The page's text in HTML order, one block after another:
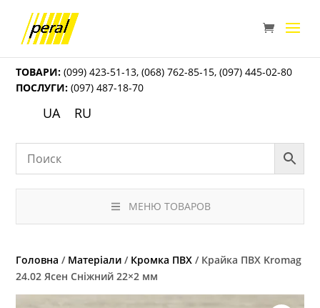
ТОВАРИ: (099) 423-51-13,(068) 762-85-15,(097) 445-02-80
ПОСЛУГИ: (097) 487-18-70
UA RU
МЕНЮ ТОВАРОВ
Головна / Матеріали / Кромка ПВХ / Крайка ПВХ Kromag
24.02 Ясен Сніжний 22×2 мм